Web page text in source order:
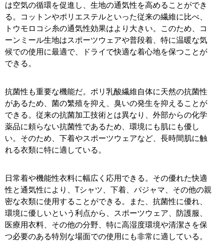
は空気の循環を促進し、生地の通気性を高めることができ
る。コットンやポリエステルといった従来の繊維に比べ、
トウモロコシ糸の通気性効果はより大きい。このため、コ
ーンミール生地はスポーツウェアや普段着、特に温暖な気
候での使用に最適で、ドライで快適な着心地を保つことが
できる。
抗菌性も重要な機能だ。ポリ乳酸繊維自体に天然の抗菌性
があるため、菌の繁殖を抑え、臭いの発生を抑えることが
できる。従来の抗菌加工技術とは異なり、外部からの化学
薬品に頼らない抗菌性であるため、環境にも肌にも優し
い。そのため、下着やスポーツウェアなど、長時間肌に触
れる衣類に特に適している。
日常着や機能性衣料に幅広く応用できる。その優れた快適
性と通気性により、Tシャツ、下着、パジャマ、その他の親
密な衣類に使用することができる。また、抗菌性に優れ、
環境に優しいという利点から、スポーツウェア、防護服、
医療用衣料、その他の分野、特に高湿度環境や清潔さを保
つ必要のある特別な場面での使用にも非常に適している。